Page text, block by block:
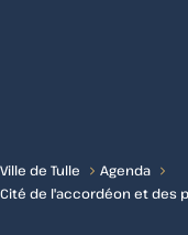
Ville de Tulle
Agenda
Cité de l'accordéon et des